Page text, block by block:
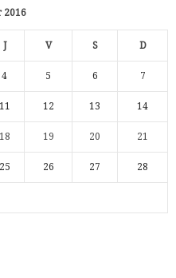
2016
J V S D
4 5 6 7
11 12 13 14
18 19 20 21
25 26 27 28